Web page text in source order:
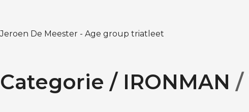
Jeroen De Meester - Age group triatleet
Categorie / IRONMAN /